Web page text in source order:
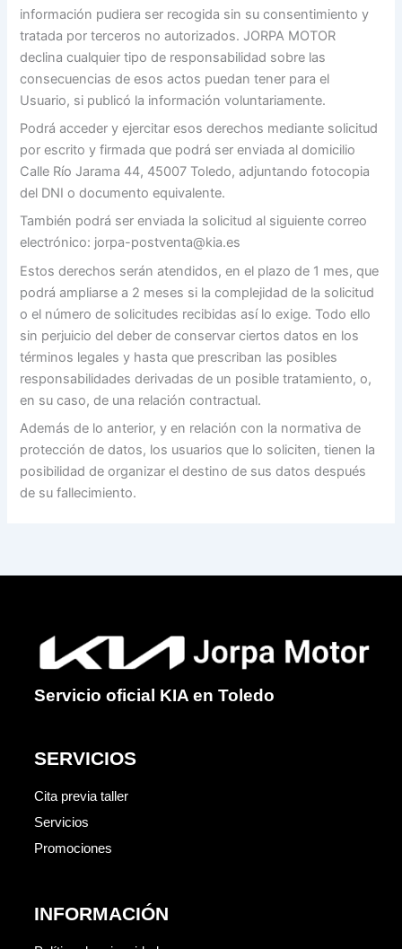
información pudiera ser recogida sin su consentimiento y
tratada por terceros no autorizados. JORPA MOTOR
declina cualquier tipo de responsabilidad sobre las
consecuencias de esos actos puedan tener para el
Usuario, si publicó la información voluntariamente.
Podrá acceder y ejercitar esos derechos mediante solicitud
por escrito y firmada que podrá ser enviada al domicilio
Calle Río Jarama 44, 45007 Toledo, adjuntando fotocopia
del DNI o documento equivalente.
También podrá ser enviada la solicitud al siguiente correo
electrónico: jorpa-postventa@kia.es
Estos derechos serán atendidos, en el plazo de 1 mes, que
podrá ampliarse a 2 meses si la complejidad de la solicitud
o el número de solicitudes recibidas así lo exige. Todo ello
sin perjuicio del deber de conservar ciertos datos en los
términos legales y hasta que prescriban las posibles
responsabilidades derivadas de un posible tratamiento, o,
en su caso, de una relación contractual.
Además de lo anterior, y en relación con la normativa de
protección de datos, los usuarios que lo soliciten, tienen la
posibilidad de organizar el destino de sus datos después
de su fallecimiento.
Servicio oficial KIA en Toledo
SERVICIOS
Cita previa taller
Servicios
Promociones
INFORMACIÓN